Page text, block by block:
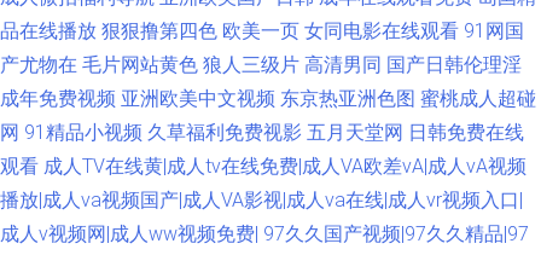
态另类 精品国产91 韩国三级香蕉网战 狼友视频首页久久 青青影院学生妹 精
品爱啪 91爱爱网站 日韩轮理 九九精品8 韩日无码 国产美女在线播放 TS在线
日韩电影第二页 免费超碰在线99 久久副利网 日韩另类色图 AV福利网站 91
社中文字幕 国产午夜福利观看 黄网在线看可下载 色婷婷五月中出 www韩日
品在线播放 狠狠撸第四色 欧美一页 女同电影在线观看 91网国
产尤物在 毛片网站黄色 狼人三级片 高清男同 国产日韩伦理淫
成年免费视频 亚洲欧美中文视频 东京热亚洲色图 蜜桃成人超碰
网 91精品小视频 久草福利免费视影 五月天堂网 日韩免费在线
观看 成人TV在线黄|成人tv在线免费|成人VA欧差vA|成人vA视频
播放|成人va视频国产|成人VA影视|成人va在线|成人vr视频入口|
成人v视频网|成人ww视频免费| 97久久国产视频|97久久精品|97